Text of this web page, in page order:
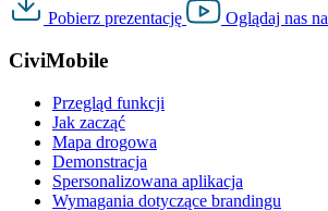
Pobierz prezentację Oglądaj nas na
CiviMobile
Przegląd funkcji
Jak zacząć
Mapa drogowa
Demonstracja
Spersonalizowana aplikacja
Wymagania dotyczące brandingu